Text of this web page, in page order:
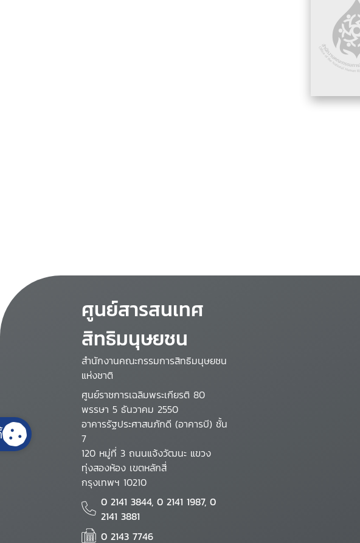
ศูนย์สารสนเทศ
สิทธิมนุษยชน
สำนักงานคณะกรรมการสิทธิมนุษยชน
แห่งชาติ
ศูนย์ราชการเฉลิมพระเกียรติ 80
พรรษา 5 ธันวาคม 2550
อาคารรัฐประศาสนภักดี (อาคารบี) ชั้น
7
120 หมู่ที่ 3 ถนนแจ้งวัฒนะ แขวง
ทุ่งสองห้อง เขตหลักสี่
กรุงเทพฯ 10210
0 2141 3844, 0 2141 1987, 0
2141 3881
0 2143 7746